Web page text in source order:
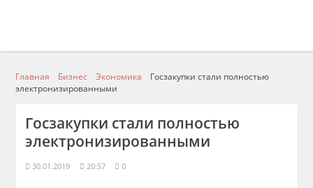
Главная Бизнес Экономика
Госзакупки стали полностью
электронизированными
Госзакупки стали полностью
электронизированными
30.01.2019 20:57 0